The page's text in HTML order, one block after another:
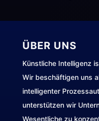
ÜBER UNS
Künstliche Intelligenz
Wir beschäftigen uns
intelligenter
unterstützen wir
Wesentliche zu